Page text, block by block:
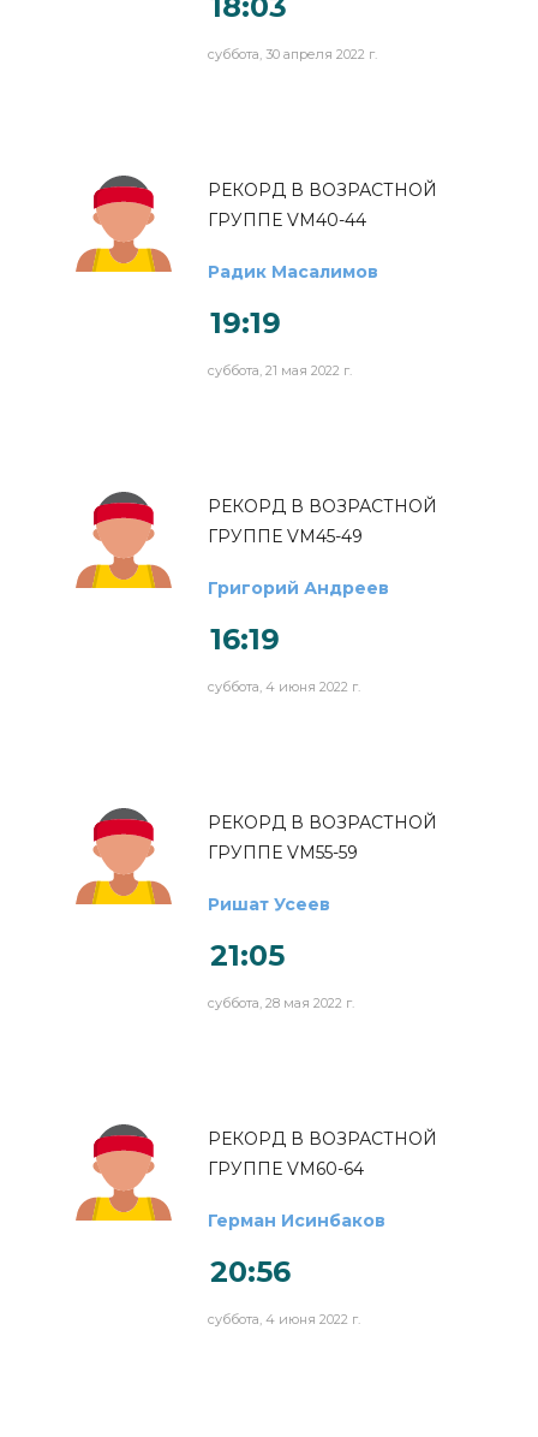
суббота, 30 апреля 2022 г.
РЕКОРД В ВОЗРАСТНОЙ
ГРУППЕ VM40-44
Радик Масалимов
19:19
суббота, 21 мая 2022 г.
РЕКОРД В ВОЗРАСТНОЙ
ГРУППЕ VM45-49
Григорий Андреев
16:19
суббота, 4 июня 2022 г.
РЕКОРД В ВОЗРАСТНОЙ
ГРУППЕ VM55-59
Ришат Усеев
21:05
суббота, 28 мая 2022 г.
РЕКОРД В ВОЗРАСТНОЙ
ГРУППЕ VM60-64
Герман Исинбаков
20:56
суббота, 4 июня 2022 г.